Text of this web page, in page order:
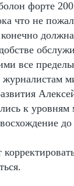
форте
что не
все
к уровням